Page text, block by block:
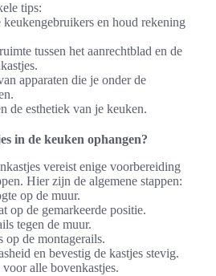
tips:
en houd rekening
tussen het aanrechtblad en de
apparaten die je onder de
de esthetiek van je keuken.
in de keuken ophangen?
vereist enige voorbereiding
Hier zijn de algemene stappen:
op de muur.
op de gemarkeerde positie.
tegen de muur.
op de montagerails.
en bevestig de kastjes stevig.
alle bovenkastjes.